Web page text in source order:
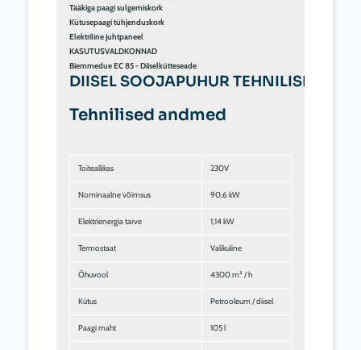
Toiteallikas
Nominaalne võimsus
Termostaat Valikuline
Õhuvool 4300 m³ / h
Paagi maht 105 l
Kütusekulu 7,17 kg / h
Saagikus 88,5%
Termiline hüppamine 77 °C
Saare korsten 150 mm
ø õhu väljalaskekast 1 - 2 suunda 400-300 mm
Mõõtmed 174 x 69 x 102,5 cm